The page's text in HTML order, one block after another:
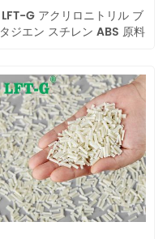
LFT-G アクリロニトリル ブ
タジエン スチレン ABS 原料